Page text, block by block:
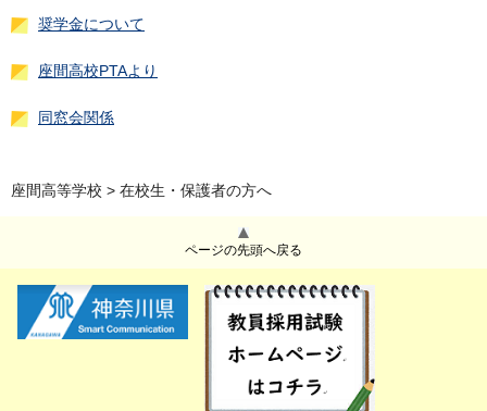
奨学金について
座間高校PTAより
同窓会関係
座間高等学校 > 在校生・保護者の方へ
ページの先頭へ戻る